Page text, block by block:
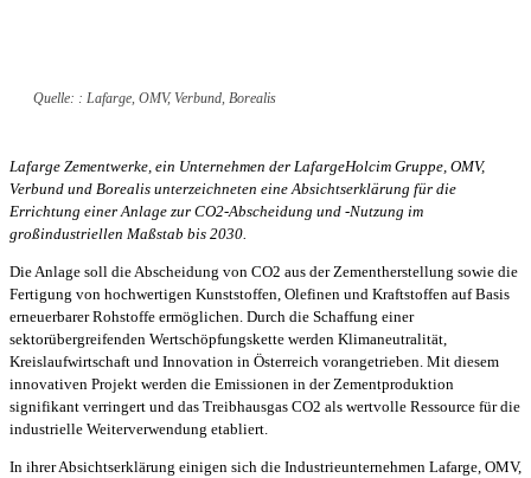
Quelle: : Lafarge, OMV, Verbund, Borealis
Lafarge Zementwerke, ein Unternehmen der LafargeHolcim Gruppe, OMV,
Verbund und Borealis unterzeichneten eine Absichtserklärung für die
Errichtung einer Anlage zur CO2-Abscheidung und -Nutzung im
großindustriellen Maßstab bis 2030.
Die Anlage soll die Abscheidung von CO2 aus der Zementherstellung sowie die
Fertigung von hochwertigen Kunststoffen, Olefinen und Kraftstoffen auf Basis
erneuerbarer Rohstoffe ermöglichen. Durch die Schaffung einer
sektorübergreifenden Wertschöpfungskette werden Klimaneutralität,
Kreislaufwirtschaft und Innovation in Österreich vorangetrieben. Mit diesem
innovativen Projekt werden die Emissionen in der Zementproduktion
signifikant verringert und das Treibhausgas CO2 als wertvolle Ressource für die
industrielle Weiterverwendung etabliert.
In ihrer Absichtserklärung einigen sich die Industrieunternehmen Lafarge, OMV,